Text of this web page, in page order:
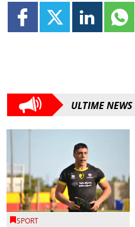
ULTIME NEWS
SPORT